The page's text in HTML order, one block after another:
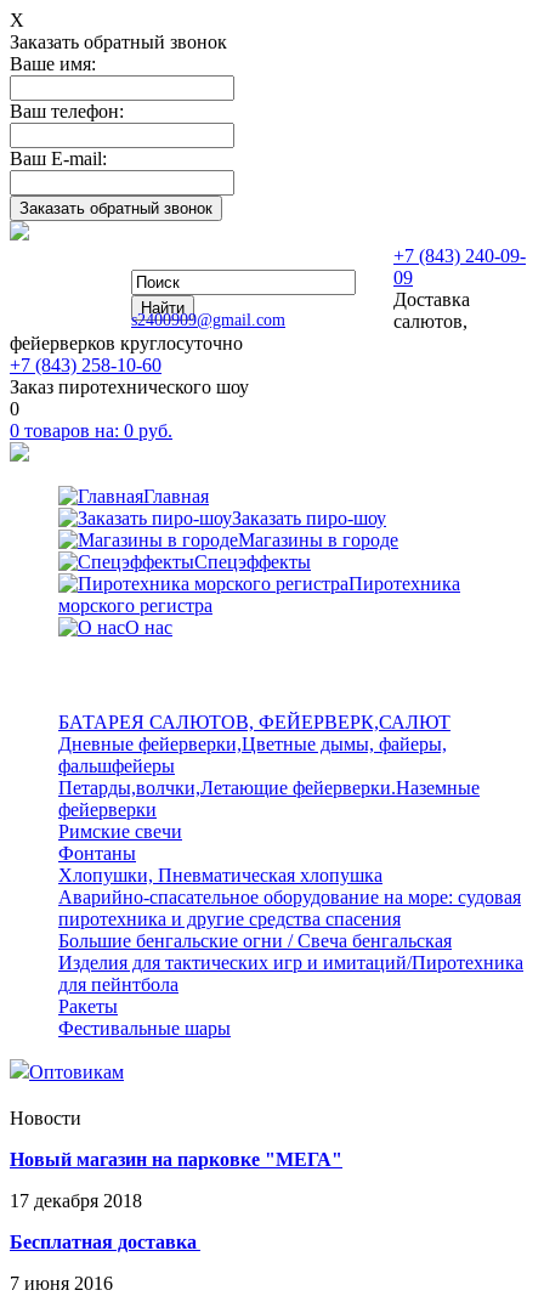
Х
Заказать обратный звонок
Ваше имя:
Ваш телефон:
Ваш E-mail:
s2400909@gmail.com
+7 (843) 240-09-
09
Доставка
салютов,
фейерверков круглосуточно
+7 (843) 258-10-60
Заказ пиротехнического шоу
0
0 товаров на: 0 руб.
Главная
Заказать пиро-шоу
Магазины в городе
Спецэффекты
Пиротехника
морского регистра
О нас
БАТАРЕЯ САЛЮТОВ, ФЕЙЕРВЕРК,САЛЮТ
Дневные фейерверки,Цветные дымы, файеры,
фальшфейеры
Петарды,волчки,Летающие фейерверки.Наземные
фейерверки
Римские свечи
Фонтаны
Хлопушки, Пневматическая хлопушка
Аварийно-спасательное оборудование на море: судовая
пиротехника и другие средства спасения
Большие бенгальские огни / Свеча бенгальская
Изделия для тактических игр и имитаций/Пиротехника
для пейнтбола
Ракеты
Фестивальные шары
Оптовикам
Новости
Новый магазин на парковке "МЕГА"
17 декабря 2018
Бесплатная доставка
7 июня 2016